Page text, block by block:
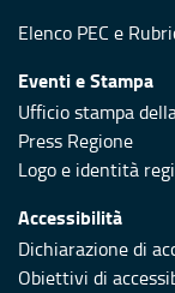
Elenco PEC e
Eventi e Stampa
Ufficio stampa
Press Regione
Logo e identità
Accessibilità
Dichiarazione di
Obiettivi di